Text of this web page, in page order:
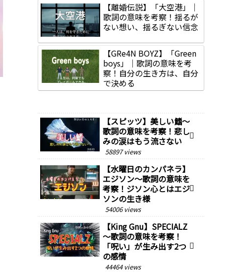
【離婚伝説】「大空港」｜
歌詞の意味を考察！揺るが
ない想い、揺るぎない信念
【GRe4N BOYZ】「Green
boys」｜歌詞の意味を考
察！自分の生き方は、自分
で決める
【スピッツ】美しい鰭～
歌詞の意味を考察！悲し
みの涙はもう流さない
58897 views
【水曜日のカンパネラ】
エジソン～歌詞の意味を
考察！ジソン心とはエジ
ソンの生き様￼
54006 views
【King Gnu】SPECIALZ
～歌詞の意味を考察！
「呪い」が生み出す2つ
の感情
44464 views